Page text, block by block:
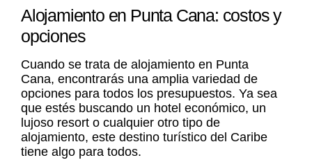
Alojamiento en Punta Cana: costos y
opciones
Cuando se trata de alojamiento en Punta
Cana, encontrarás una amplia variedad de
opciones para todos los presupuestos. Ya sea
que estés buscando un hotel económico, un
lujoso resort o cualquier otro tipo de
alojamiento, este destino turístico del Caribe
tiene algo para todos.